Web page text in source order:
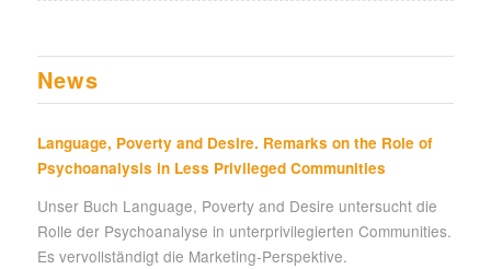
News
Language, Poverty and Desire. Remarks on the Role of
Psychoanalysis in Less Privileged Communities
Unser Buch Language, Poverty and Desire untersucht die
Rolle der Psychoanalyse in unterprivilegierten Communities.
Es vervollständigt die Marketing-Perspektive.